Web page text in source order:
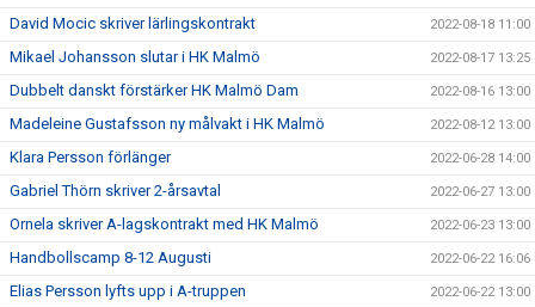
David Mocic skriver lärlingskontrakt 2022-08-18 11:00
Mikael Johansson slutar i HK Malmö 2022-08-17 13:25
Dubbelt danskt förstärker HK Malmö Dam 2022-08-16 13:00
Madeleine Gustafsson ny målvakt i HK Malmö 2022-08-12 13:00
Klara Persson förlänger 2022-06-28 14:00
Gabriel Thörn skriver 2-årsavtal 2022-06-27 13:00
Ornela skriver A-lagskontrakt med HK Malmö 2022-06-23 13:00
Handbollscamp 8-12 Augusti 2022-06-22 16:06
Elias Persson lyfts upp i A-truppen 2022-06-22 13:00